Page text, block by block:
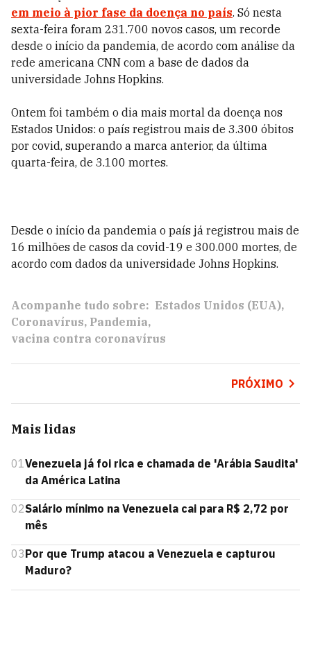
em meio à pior fase da doença no país. Só nesta
sexta-feira foram 231.700 novos casos, um recorde
desde o início da pandemia, de acordo com análise da
rede americana CNN com a base de dados da
universidade Johns Hopkins.
Ontem foi também o dia mais mortal da doença nos
Estados Unidos: o país registrou mais de 3.300 óbitos
por covid, superando a marca anterior, da última
quarta-feira, de 3.100 mortes.
Desde o início da pandemia o país já registrou mais de
16 milhões de casos da covid-19 e 300.000 mortes, de
acordo com dados da universidade Johns Hopkins.
Acompanhe tudo sobre: Estados Unidos (EUA)
Coronavírus Pandemia
vacina contra coronavírus
PRÓXIMO
Mais lidas
01Venezuela já foi rica e chamada de 'Arábia Saudita'
da América Latina
02Salário mínimo na Venezuela cai para R$ 2,72 por
mês
03Por que Trump atacou a Venezuela e capturou
Maduro?